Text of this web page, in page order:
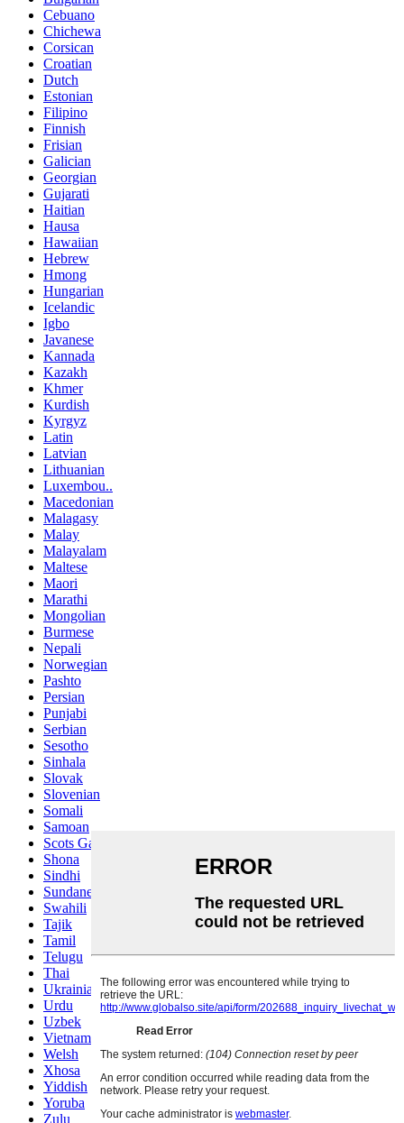
Cebuano
Chichewa
Corsican
Croatian
Dutch
Estonian
Filipino
Finnish
Frisian
Galician
Georgian
Gujarati
Haitian
Hausa
Hawaiian
Hebrew
Hmong
Hungarian
Icelandic
Igbo
Javanese
Kannada
Kazakh
Khmer
Kurdish
Kyrgyz
Latin
Latvian
Lithuanian
Luxembou..
Macedonian
Malagasy
Malay
Malayalam
Maltese
Maori
Marathi
Mongolian
Burmese
Nepali
Norwegian
Pashto
Persian
Punjabi
Serbian
Sesotho
Sinhala
Slovak
Slovenian
Somali
Samoan
Scots Gaelic
Shona
Sindhi
Sundanese
Swahili
Tajik
Tamil
Telugu
Thai
Ukrainian
Urdu
Uzbek
Vietnamese
Welsh
Xhosa
Yiddish
Yoruba
Zulu